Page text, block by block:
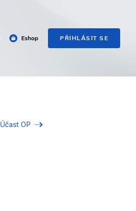
Eshop PŘIHLÁSIT SE
Účast OP